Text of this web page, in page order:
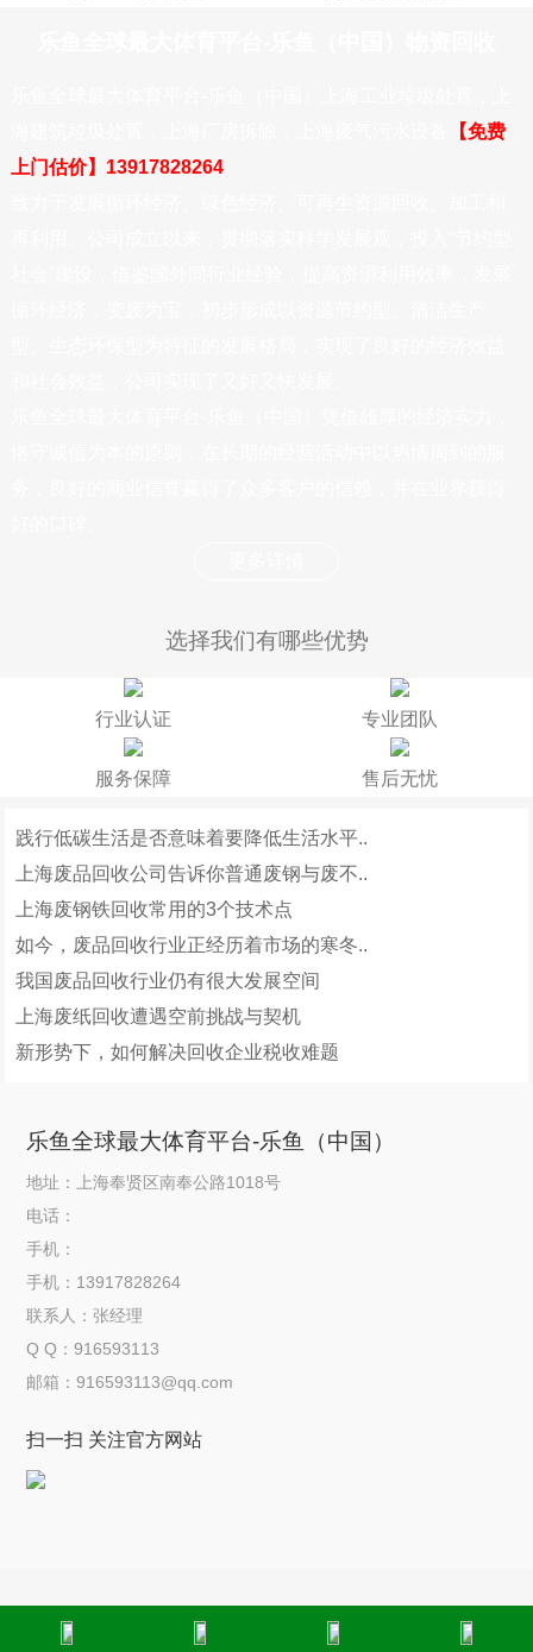
【免费
上门估价】13917828264
选择我们有哪些优势
行业认证 专业团队
服务保障 售后无忧
践行低碳生活是否意味着要降低生活水平..
上海废品回收公司告诉你普通废钢与废不..
上海废钢铁回收常用的3个技术点
如今，废品回收行业正经历着市场的寒冬..
我国废品回收行业仍有很大发展空间
上海废纸回收遭遇空前挑战与契机
新形势下，如何解决回收企业税收难题
乐鱼全球最大体育平台-乐鱼（中国）
地址：上海奉贤区南奉公路1018号
电话：
手机：
手机：13917828264
联系人：张经理
Q Q：916593113
邮箱：916593113@qq.com
扫一扫 关注官方网站